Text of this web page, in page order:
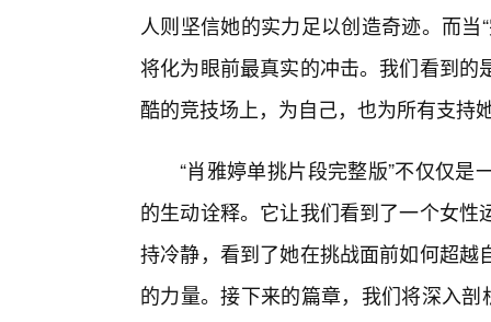
人则坚信她的实力足以创造奇迹。而
将化为眼前最真实的冲击。我们看到
酷的竞技场上，为自己，也为所有支持
“肖雅婷单挑片段完整版”不仅仅
的生动诠释。它让我们看到了一个女
持冷静，看到了她在挑战面前如何超
的力量。接下来的篇章，我们将深入